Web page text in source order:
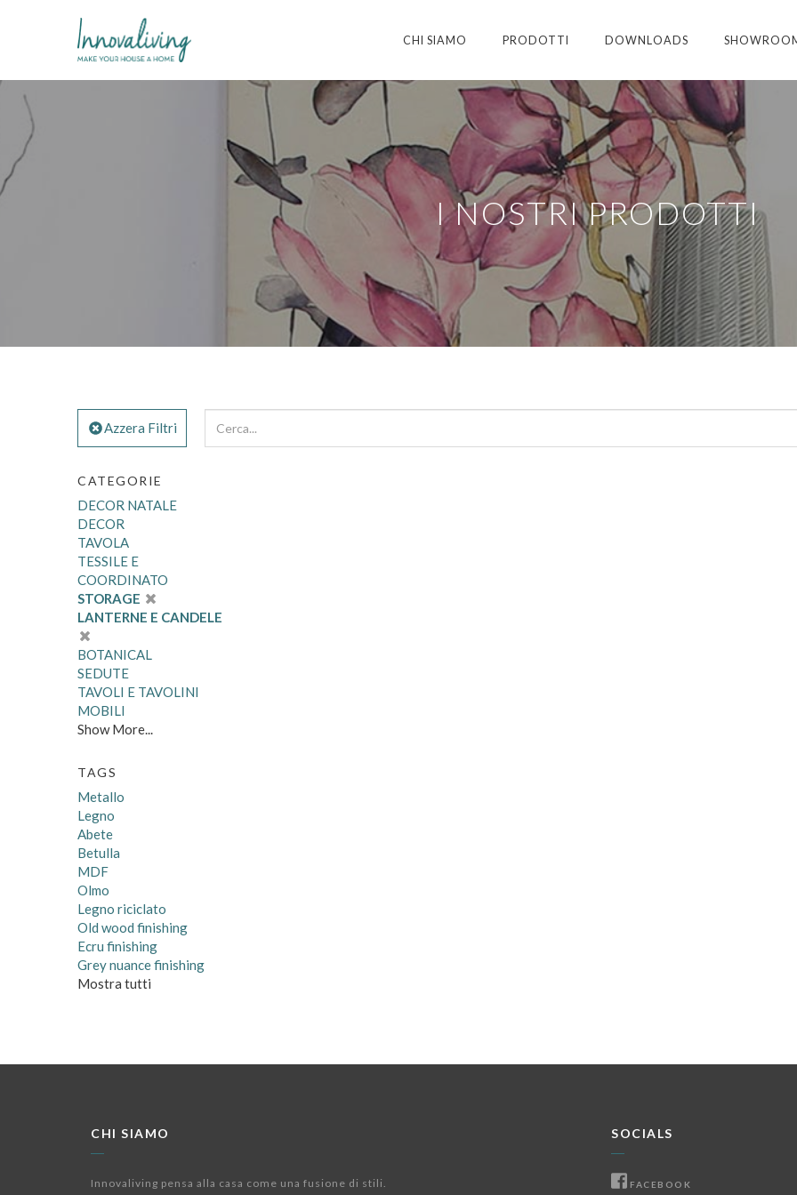
CHI SIAMO PRODOTTI DOWNLOADS
I NOSTRI PRODOTTI
Azzera Filtri
CATEGORIE
DECOR NATALE
DECOR
TAVOLA
TESSILE E
COORDINATO
STORAGE
LANTERNE E CANDELE
BOTANICAL
SEDUTE
TAVOLI E TAVOLINI
MOBILI
Show More...
TAGS
Metallo
Legno
Abete
Betulla
MDF
Olmo
Legno riciclato
Old wood finishing
Ecru finishing
Grey nuance finishing
Mostra tutti
CHI SIAMO
Innovaliving pensa alla casa come una fusione di stili.
SOCIALS
FACEBOOK